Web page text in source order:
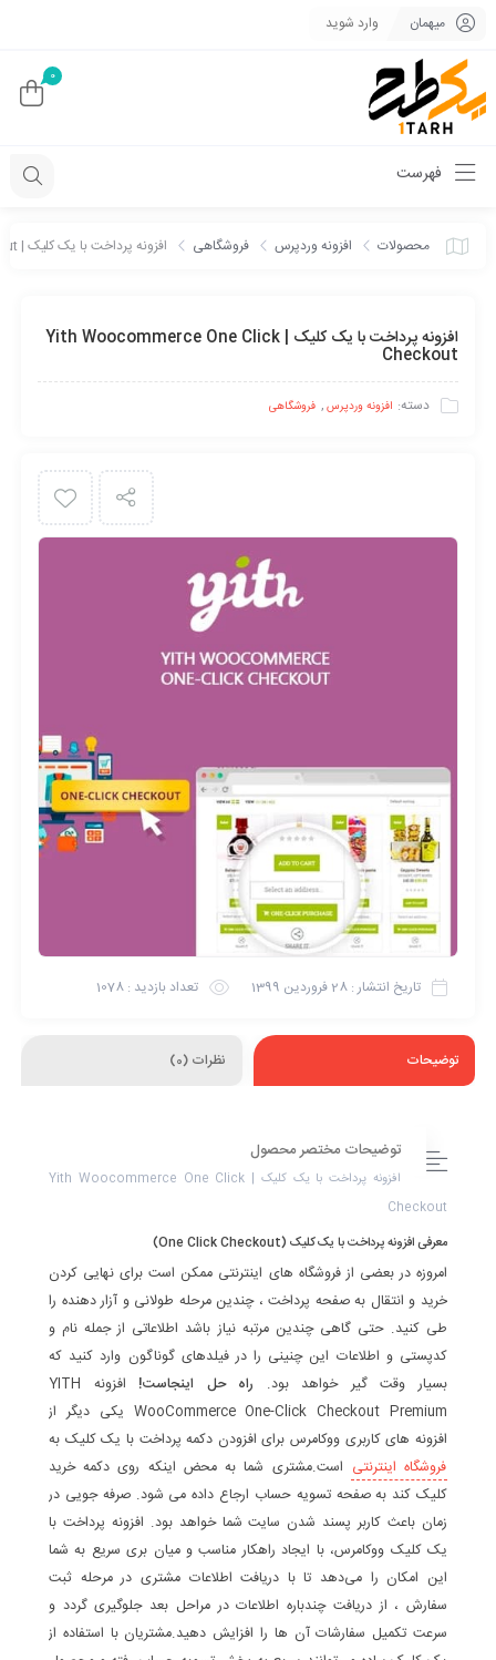
میهمان وارد شوید
0
فهرست
محصولات افزونه وردپرس فروشگاهی افزونه پرداخت با یک کلیک | Yith Woocommerce One Click Checkout
افزونه پرداخت با یک کلیک | Yith Woocommerce One Click
Checkout
دسته: افزونه وردپرس, فروشگاهی
تاریخ انتشار : 28 فروردین 1399 تعداد بازدید : 1078
توضیحات نظرات (0)
توضیحات مختصر محصول
افزونه پرداخت با یک کلیک | Yith Woocommerce One Click
Checkout
معرفی افزونه پرداخت با یک کلیک (One Click Checkout)
امروزه در بعضی از فروشگاه های اینترنتی ممکن است برای نهایی کردن
خرید و انتقال به صفحه پرداخت ، چندین مرحله طولانی و آزار دهنده را
طی کنید. حتی گاهی چندین مرتبه نیاز باشد اطلاعاتی از جمله نام و
کدپستی و اطلاعات این چنینی را در فیلدهای گوناگون وارد کنید که
بسیار وقت گیر خواهد بود. راه حل اینجاست!
افزونه YITH
WooCommerce One-Click Checkout Premium یکی دیگر از
افزونه های کاربری ووکامرس برای افزودن دکمه پرداخت با یک کلیک به
فروشگاه اینترنتی است.مشتری شما به محض اینکه روی دکمه خرید
کلیک کند به صفحه تسویه حساب ارجاع داده می شود. صرفه جویی در
زمان باعث کاربر پسند شدن سایت شما خواهد بود. افزونه پرداخت با
یک کلیک ووکامرس، با ایجاد راهکار مناسب و میان بری سریع به شما
این امکان را می‌دهد تا با دریافت اطلاعات مشتری در مرحله ثبت
سفارش ، از دریافت چندباره اطلاعات در مراحل بعد جلوگیری گردد و
سرعت تکمیل سفارشات آن ها را افزایش دهید.مشتریان با استفاده از